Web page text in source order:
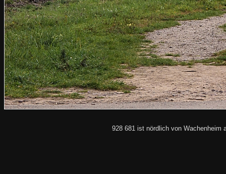
928 681 ist nördlich von Wachenheim